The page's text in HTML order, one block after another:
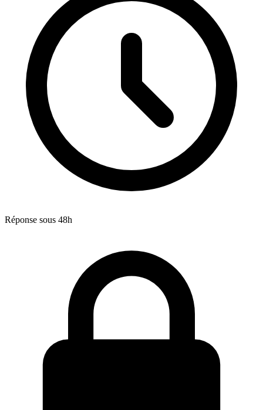
Réponse sous 48h